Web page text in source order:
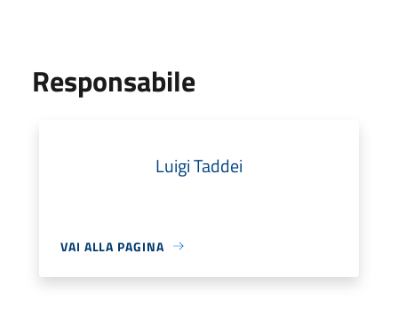
Responsabile
Luigi Taddei
VAI ALLA PAGINA